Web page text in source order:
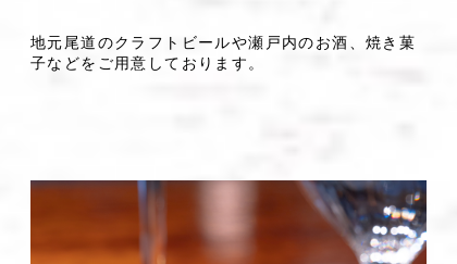
地元尾道のクラフトビールや瀬戸内のお酒、焼き菓
子などをご用意しております。